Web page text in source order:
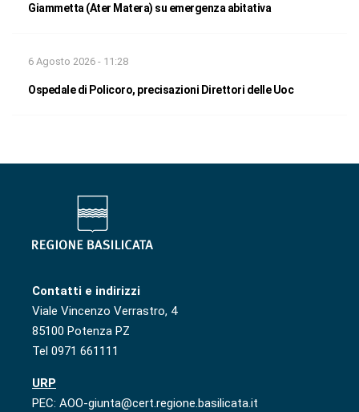
Giammetta (Ater Matera) su emergenza abitativa
6 Agosto 2026 - 11:28
Ospedale di Policoro, precisazioni Direttori delle Uoc
Contatti e indirizzi
Viale Vincenzo Verrastro, 4
85100 Potenza PZ
Tel 0971 661111
URP
PEC: AOO-giunta@cert.regione.basilicata.it